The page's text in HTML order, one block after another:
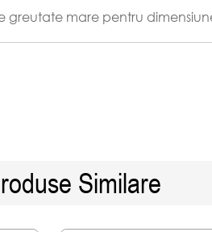
greutate mare pentru
crank-urilor lipless, care au
mai rapid in curent.
anumita adancime.
Similare